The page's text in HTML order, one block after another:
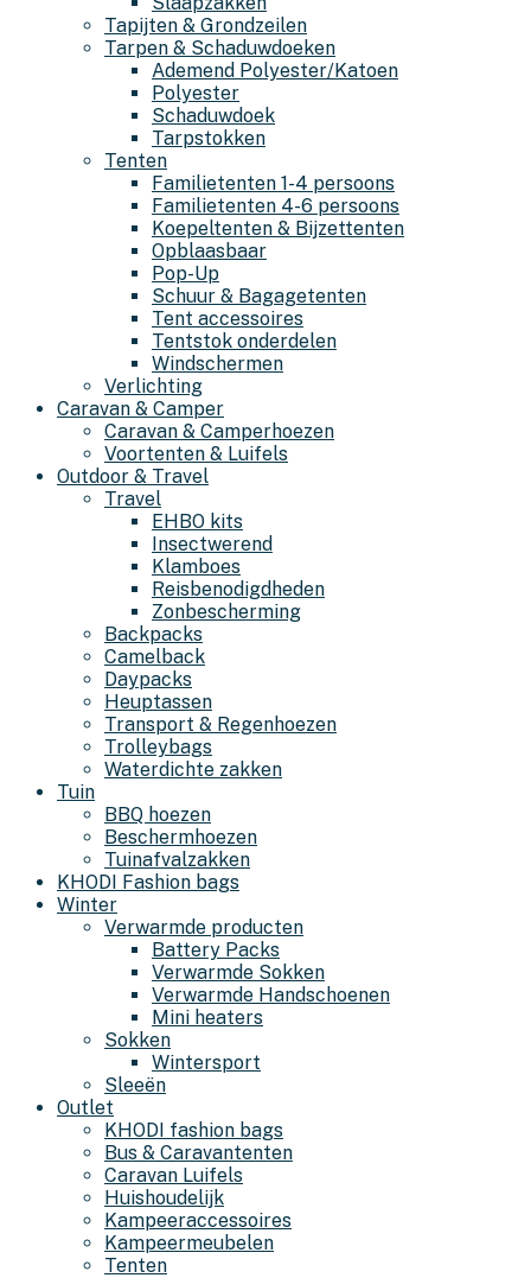
Tapijten & Grondzeilen
Tarpen & Schaduwdoeken
Ademend Polyester/Katoen
Polyester
Schaduwdoek
Tarpstokken
Tenten
Familietenten 1-4 persoons
Familietenten 4-6 persoons
Koepeltenten & Bijzettenten
Opblaasbaar
Pop-Up
Schuur & Bagagetenten
Tent accessoires
Tentstok onderdelen
Windschermen
Verlichting
Caravan & Camper
Caravan & Camperhoezen
Voortenten & Luifels
Outdoor & Travel
Travel
EHBO kits
Insectwerend
Klamboes
Reisbenodigdheden
Zonbescherming
Backpacks
Camelback
Daypacks
Heuptassen
Transport & Regenhoezen
Trolleybags
Waterdichte zakken
Tuin
BBQ hoezen
Beschermhoezen
Tuinafvalzakken
KHODI Fashion bags
Winter
Verwarmde producten
Battery Packs
Verwarmde Sokken
Verwarmde Handschoenen
Mini heaters
Sokken
Wintersport
Sleeën
Outlet
KHODI fashion bags
Bus & Caravantenten
Caravan Luifels
Huishoudelijk
Kampeeraccessoires
Kampeermeubelen
Tenten